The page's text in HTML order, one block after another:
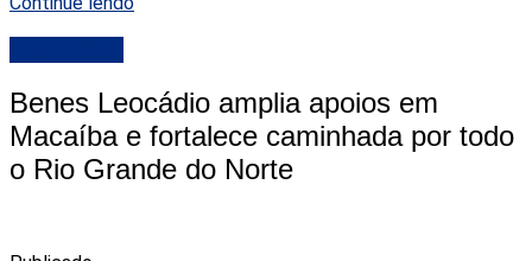
Benes Leocádio amplia apoios em
Macaíba e fortalece caminhada por todo
o Rio Grande do Norte